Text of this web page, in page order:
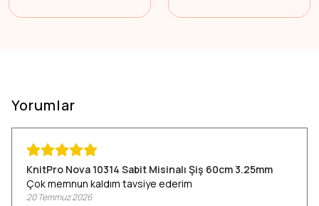
Yorumlar
KnitPro Nova 10314 Sabit Misinalı Şiş 60cm 3.25mm
Çok memnun kaldım tavsiye ederim
20 Temmuz 2026